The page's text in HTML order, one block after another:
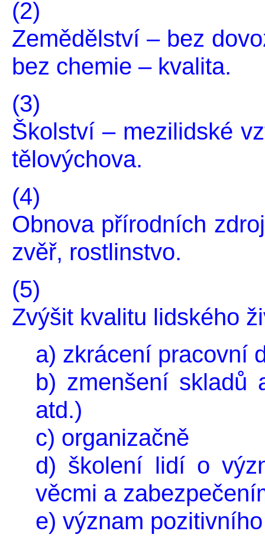
(2)
Zemědělství – bez
bez chemie – kvalita.
(3)
Školství – mezilidské
tělovýchova.
(4)
Obnova přírodních
zvěř, rostlinstvo.
(5)
Zvýšit kvalitu lidského
a) zkrácení pracovní
b) zmenšení skladů
atd.)
c) organizačně
d) školení lidí o
věcmi a
e) význam